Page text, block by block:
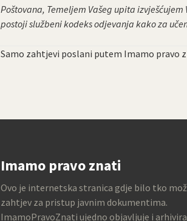
Poštovana, Temeljem Vašeg upita izvješćujem
postoji službeni kodeks odjevanja kako za
Samo zahtjevi poslani putem Imamo pravo
Imamo pravo znati
Ovo je internetska stranica gdje bilo tko
zahtjev za pristup javnim dokumentima.
ImamoPravoZnati ujedno objavljuje i